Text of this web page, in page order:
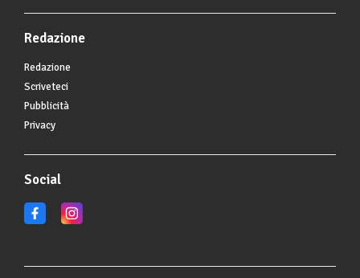
Redazione
Redazione
Scriveteci
Pubblicità
Privacy
Social